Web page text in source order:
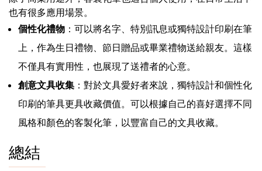
也有很多應用場景。
個性化禮物 ：可以將名字、特別訊息或獨特設計印刷在筆
上，作為生日禮物、節日贈品或畢業禮物送給親友。這樣
不僅具有實用性，也展現了送禮者的心意。
創意文具收集 ：對於文具愛好者來說，獨特設計和個性化
印刷的筆具更具收藏價值。可以根據自己的喜好選擇不同
風格和顏色的客製化筆，以豐富自己的文具收藏。
總結